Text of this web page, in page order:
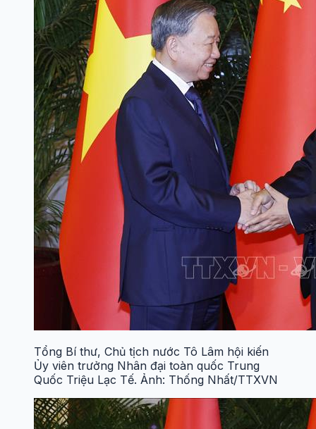
Tổng Bí thư, Chủ tịch nước Tô Lâm hội kiến
Ủy viên trưởng Nhân đại toàn quốc Trung
Quốc Triệu Lạc Tế. Ảnh: Thống Nhất/TTXVN